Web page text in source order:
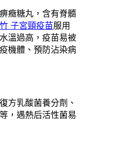
糖丸，含有脊髓
子宮頸疫苗服用
溫過高，疫苗易被
機體、預防沾染病
乳酸菌養分劑、
，遇熱后活性菌易